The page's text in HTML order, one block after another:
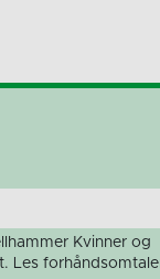
Kvinner og
Les